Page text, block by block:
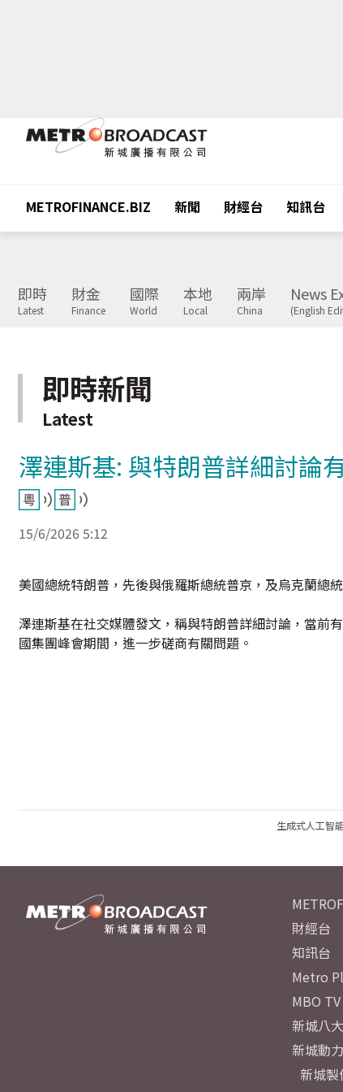
METROFINANCE.BIZ 新聞 財經台 知訊台
即時
Latest
財金
Finance
國際
World
本地
Local
兩岸
China
News
(English
即時新聞
Latest
澤連斯基: 與特朗普詳細討論
15/6/2026 5:12
美國總統特朗普，先後與俄羅斯總統普京，及烏克蘭總
澤連斯基在社交媒體發文，稱與特朗普詳細討論，當前
國集團峰會期間，進一步磋商有關問題。
生成式人工智
財經台
知訊台
Metro
MBO TV
新城八
新城動力
新城製